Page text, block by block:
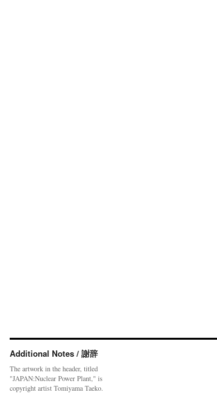
Additional Notes / 謝辞
The artwork in the header, titled
"JAPAN:Nuclear Power Plant," is
copyright artist Tomiyama Taeko.